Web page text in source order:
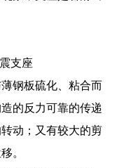
支座
钢板硫化、粘合而
的反力可靠的传递
动；又有较大的剪
。